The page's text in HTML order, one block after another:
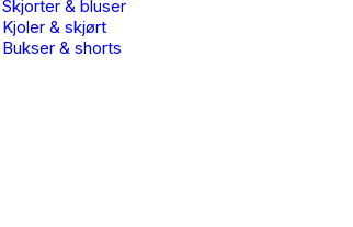
Skjorter & bluser
Kjoler & skjørt
Bukser & shorts